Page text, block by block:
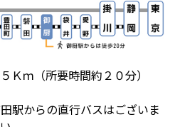
Ｋｍ（所要時間約２０分）
駅からの直行バスはございま